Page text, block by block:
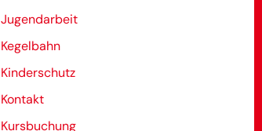
Jugendarbeit
Kegelbahn
Kinderschutz
Kontakt
Kursbuchung